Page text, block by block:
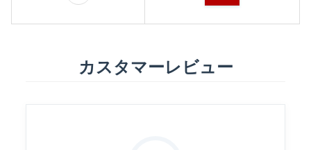
カスタマーレビュー